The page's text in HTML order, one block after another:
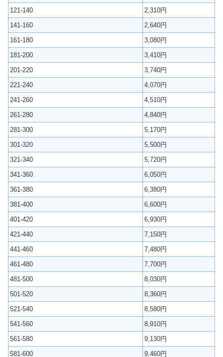
121-140
2,310円
141-160
2,640円
161-180
3,080円
181-200
3,410円
201-220
3,740円
221-240
4,070円
241-260
4,510円
261-280
4,840円
281-300
5,170円
301-320
5,500円
321-340
5,720円
341-360
6,050円
361-380
6,380円
381-400
6,600円
401-420
6,930円
421-440
7,150円
441-460
7,480円
461-480
7,700円
481-500
8,030円
501-520
8,360円
521-540
8,580円
541-560
8,910円
561-580
9,130円
581-600
9,460円